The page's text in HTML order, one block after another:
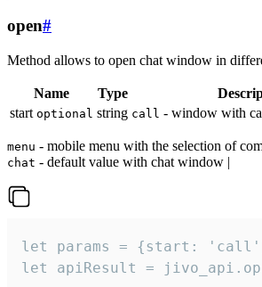
open#
Method allows to open chat window in
Name Type
start optional string call - window with
menu - mobile menu with the selection of
chat - default value with chat window |
let params = {start:
let apiResult =